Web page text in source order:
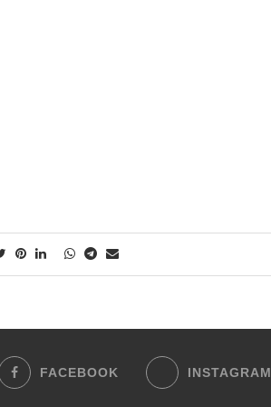
FACEBOOK INSTAGRAM